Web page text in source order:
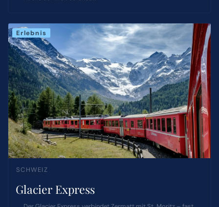
Erlebnis
SCHWEIZ
Glacier Express